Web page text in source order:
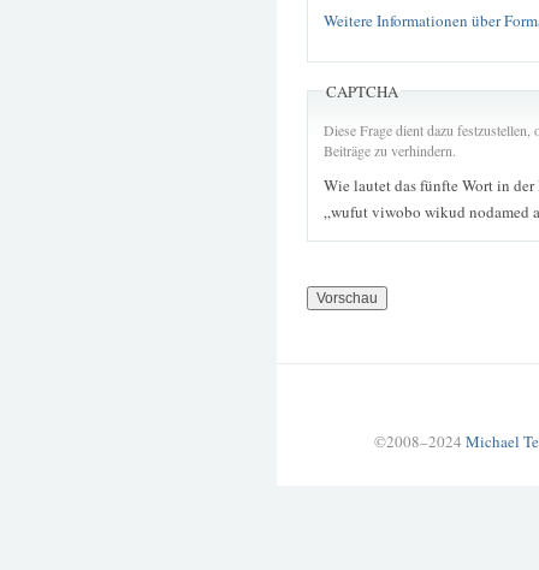
Weitere Informationen über
CAPTCHA
Diese Frage dient dazu
Beiträge zu verhindern.
Wie lautet das fünfte Wort in der
„wufut viwobo wikud nodamed
©2008–2024 Michael